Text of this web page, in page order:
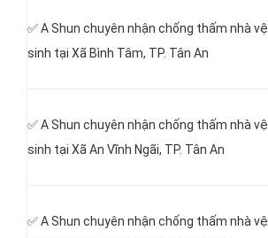
✅ A Shun chuyên nhận chống thấm nhà vệ
sinh tại Xã Bình Tâm, TP. Tân An
✅ A Shun chuyên nhận chống thấm nhà vệ
sinh tại Xã An Vĩnh Ngãi, TP. Tân An
✅ A Shun chuyên nhận chống thấm nhà vệ